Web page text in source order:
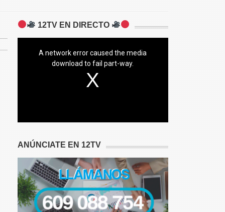
12TV EN DIRECTO
A network error caused the media
download to fail part-way.
ANÚNCIATE EN 12TV